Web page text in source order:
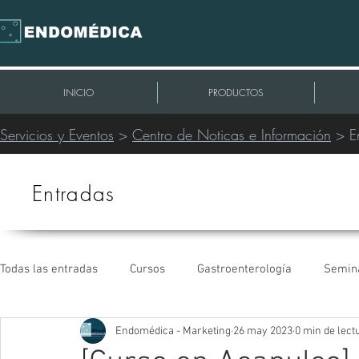
INICIO PRODUCTOS
Servicios y Eventos > Centro de Noticas e Información >
Entradas
Todas las entradas Cursos Gastroenterología
Intervencionismo Periférico Extracción de Cables
Endomédica - Marketing 26 may 2023 0 min de